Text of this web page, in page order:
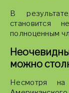
В
становится
полноценным
можно
Несмотря